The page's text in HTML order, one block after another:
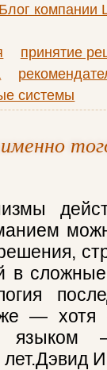
Блог компании
принятие
системы
в
— хотя